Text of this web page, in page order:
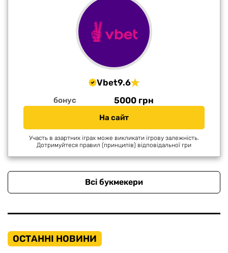
Vbet9.6
бонус 5000 грн
На сайт
Участь в азартних іграх може викликати ігрову залежність.
Дотримуйтеся правил (принципів) відповідальної гри
Всі букмекери
ОСТАННІ НОВИНИ